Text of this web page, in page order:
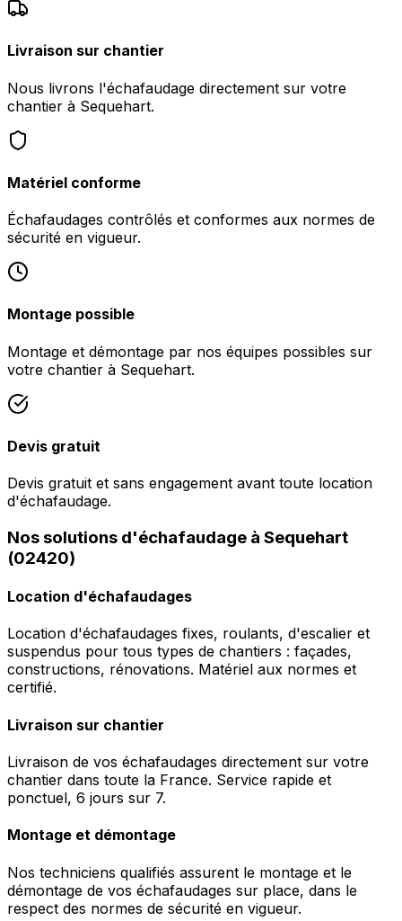
Livraison sur chantier
Nous livrons l'échafaudage directement sur votre
chantier à Sequehart.
Matériel conforme
Échafaudages contrôlés et conformes aux normes de
sécurité en vigueur.
Montage possible
Montage et démontage par nos équipes possibles sur
votre chantier à Sequehart.
Devis gratuit
Devis gratuit et sans engagement avant toute location
d'échafaudage.
Nos solutions d'échafaudage à Sequehart
(02420)
Location d'échafaudages
Location d'échafaudages fixes, roulants, d'escalier et
suspendus pour tous types de chantiers : façades,
constructions, rénovations. Matériel aux normes et
certifié.
Livraison sur chantier
Livraison de vos échafaudages directement sur votre
chantier dans toute la France. Service rapide et
ponctuel, 6 jours sur 7.
Montage et démontage
Nos techniciens qualifiés assurent le montage et le
démontage de vos échafaudages sur place, dans le
respect des normes de sécurité en vigueur.